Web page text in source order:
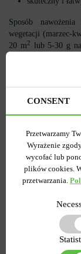
Sposób
wegetacji (marzec-
20 m2
lub 5-30 g
możliwości
Możesz kupić
internetowym
informacji odnośnie
towary
CONSENT
Przetwarzamy
Wyrażenie
wycofać lub
plików cookies.
przetwarzania.